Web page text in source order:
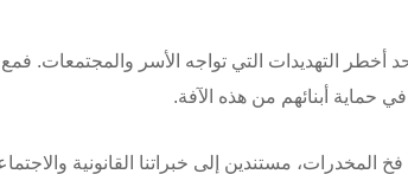
التهديدات التي تواجه الأسر والمجتمعات. فمع
حماية أبنائهم من هذه الآفة.
المخدرات، مستندين إلى خبراتنا القانونية